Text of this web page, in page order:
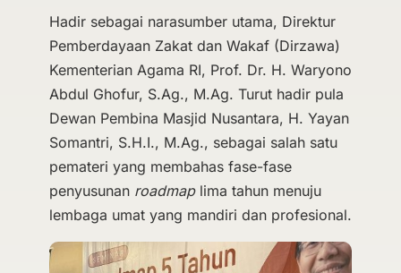
Hadir sebagai narasumber utama, Direktur
Pemberdayaan Zakat dan Wakaf (Dirzawa)
Kementerian Agama RI, Prof. Dr. H. Waryono
Abdul Ghofur, S.Ag., M.Ag. Turut hadir pula
Dewan Pembina Masjid Nusantara, H. Yayan
Somantri, S.H.I., M.Ag., sebagai salah satu
pemateri yang membahas fase-fase
penyusunan roadmaplima tahun menuju
lembaga umat yang mandiri dan profesional.